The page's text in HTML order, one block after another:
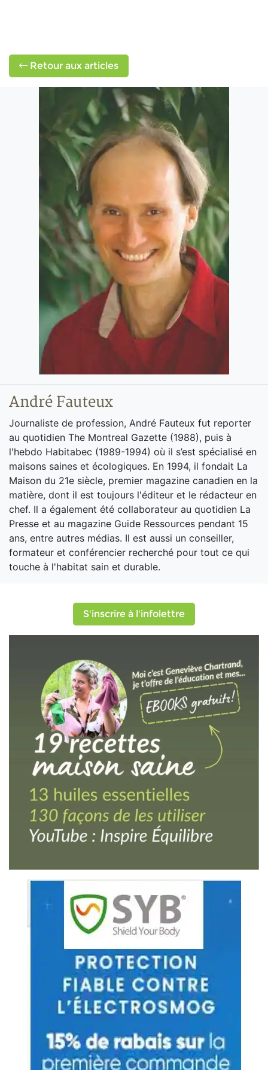
Retour aux articles
André Fauteux
Journaliste de profession, André Fauteux fut reporter
au quotidien The Montreal Gazette (1988), puis à
l'hebdo Habitabec (1989-1994) où il s’est spécialisé en
maisons saines et écologiques. En 1994, il fondait La
Maison du 21e siècle, premier magazine canadien en la
matière, dont il est toujours l'éditeur et le rédacteur en
chef. Il a également été collaborateur au quotidien La
Presse et au magazine Guide Ressources pendant 15
ans, entre autres médias. Il est aussi un conseiller,
formateur et conférencier recherché pour tout ce qui
touche à l'habitat sain et durable.
S'inscrire à l'infolettre